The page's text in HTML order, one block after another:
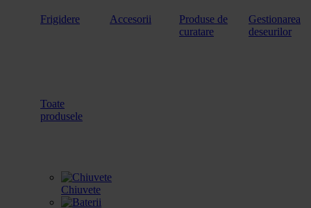
Frigidere Accesorii
Produse de
curatare
Gestionarea
deseurilor
Toate
produsele
Chiuvete